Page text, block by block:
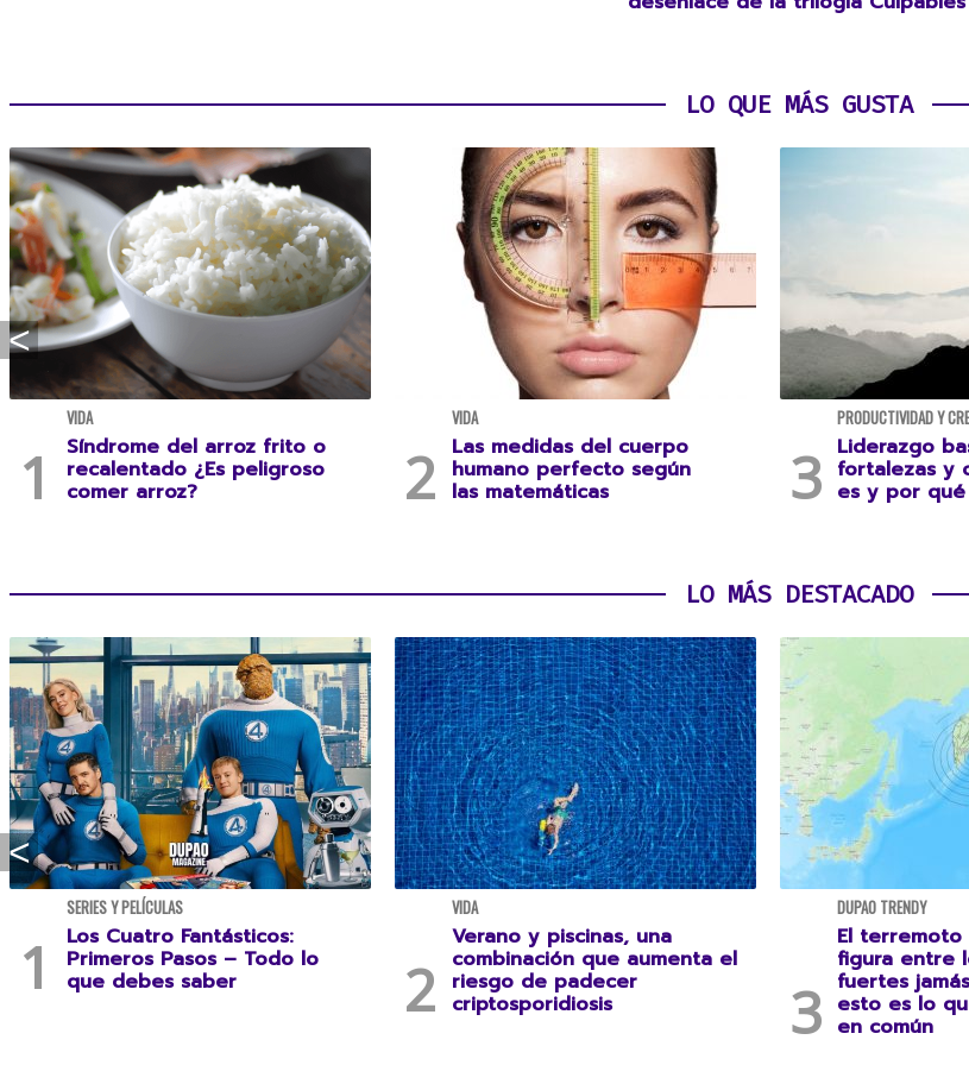
LO QUE MÁS GUSTA
VIDA
Síndrome del arroz frito o
recalentado ¿Es peligroso
comer arroz?
VIDA
Las medidas del cuerpo
humano perfecto según
las matemáticas
PRODUCTIVIDAD Y
Liderazgo
fortalezas y
es y por
LO MÁS DESTACADO
SERIES Y PELÍCULAS
Los Cuatro Fantásticos:
Primeros Pasos – Todo lo
que debes saber
VIDA
Verano y piscinas, una
combinación que aumenta el
riesgo de padecer
criptosporidiosis
DUPAO TRENDY
El terremoto
figura entre
fuertes
esto es lo
en común